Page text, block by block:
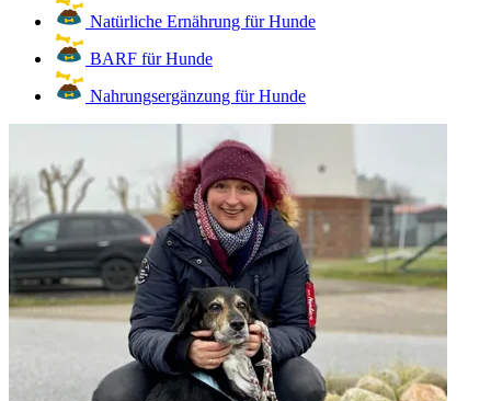
Natürliche Ernährung für Hunde
BARF für Hunde
Nahrungsergänzung für Hunde